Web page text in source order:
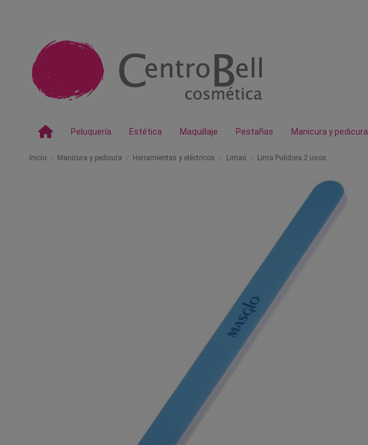
Peluquería Estética Maquillaje Pestañas Manicura y pedicura
Inicio Manicura y pedicura Herramientas y eléctricos Limas Lima Pulidora 2 usos